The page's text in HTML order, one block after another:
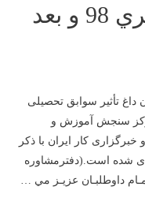
درباره آزمون سراسري 98 و بعد
تأثیر سوابق تحصیلی
سنجش آموزش و
کار ایران با ذکر
شده است.(دفترمشاوره
داوطلبـان عزيـز مي …